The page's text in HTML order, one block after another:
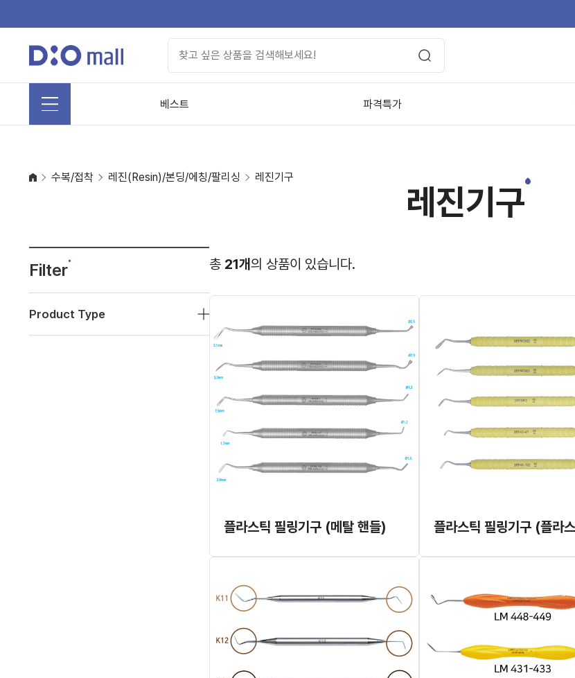
베스트 파격특가
수복/접착 레진(Resin)/본딩/에칭/팔리싱 레진기구
레진기구
Filter
Product Type
총 21개의 상품이 있습니다.
플라스틱 필링기구 (메탈 핸들)